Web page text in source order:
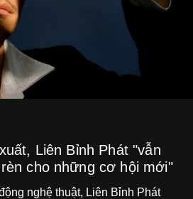
Liên Bỉnh Phát "vẫn
cho những cơ hội mới"
nghệ thuật, Liên Bỉnh Phát